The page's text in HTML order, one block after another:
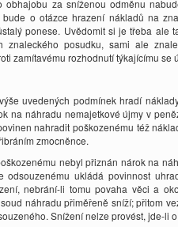
obhajobu za sníženou odměnu
o otázce hrazení nákladů na
ponese. Uvědomit si je třeba
znaleckého posudku, sami ale
zamítavému rozhodnutí týkajícímu
uvedených podmínek hradí
na náhradu nemajetkové újmy v
nahradit poškozenému též
zmocněnce.
nebyl přiznán nárok na
odsouzenému ukládá povinnost
nebrání-li tomu povaha věci a
náhradu přiměřeně sníží; přitom
Snížení nelze provést, jde-li